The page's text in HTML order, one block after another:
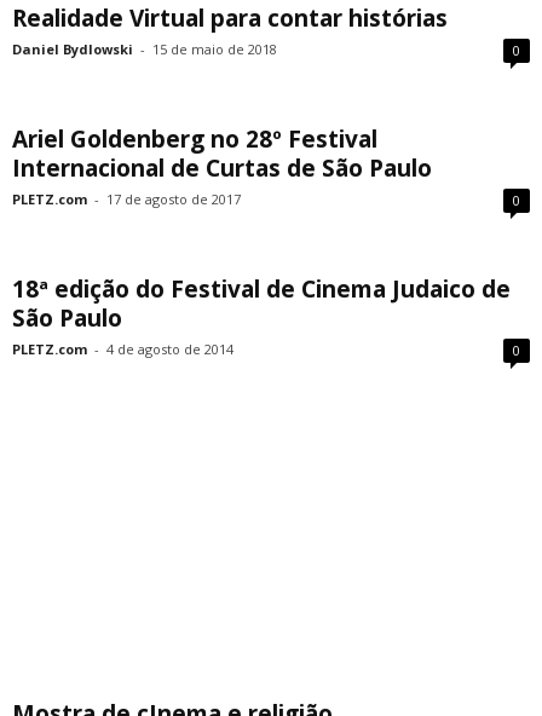
Realidade Virtual para contar histórias
Daniel Bydlowski - 15 de maio de 2018 0
Ariel Goldenberg no 28º Festival
Internacional de Curtas de São Paulo
PLETZ.com - 17 de agosto de 2017 0
18ª edição do Festival de Cinema Judaico de
São Paulo
PLETZ.com - 4 de agosto de 2014 0